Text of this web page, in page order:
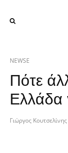
NEWSE
Πότε
Ελλάδα
Γιώργος Κουτσελίνης